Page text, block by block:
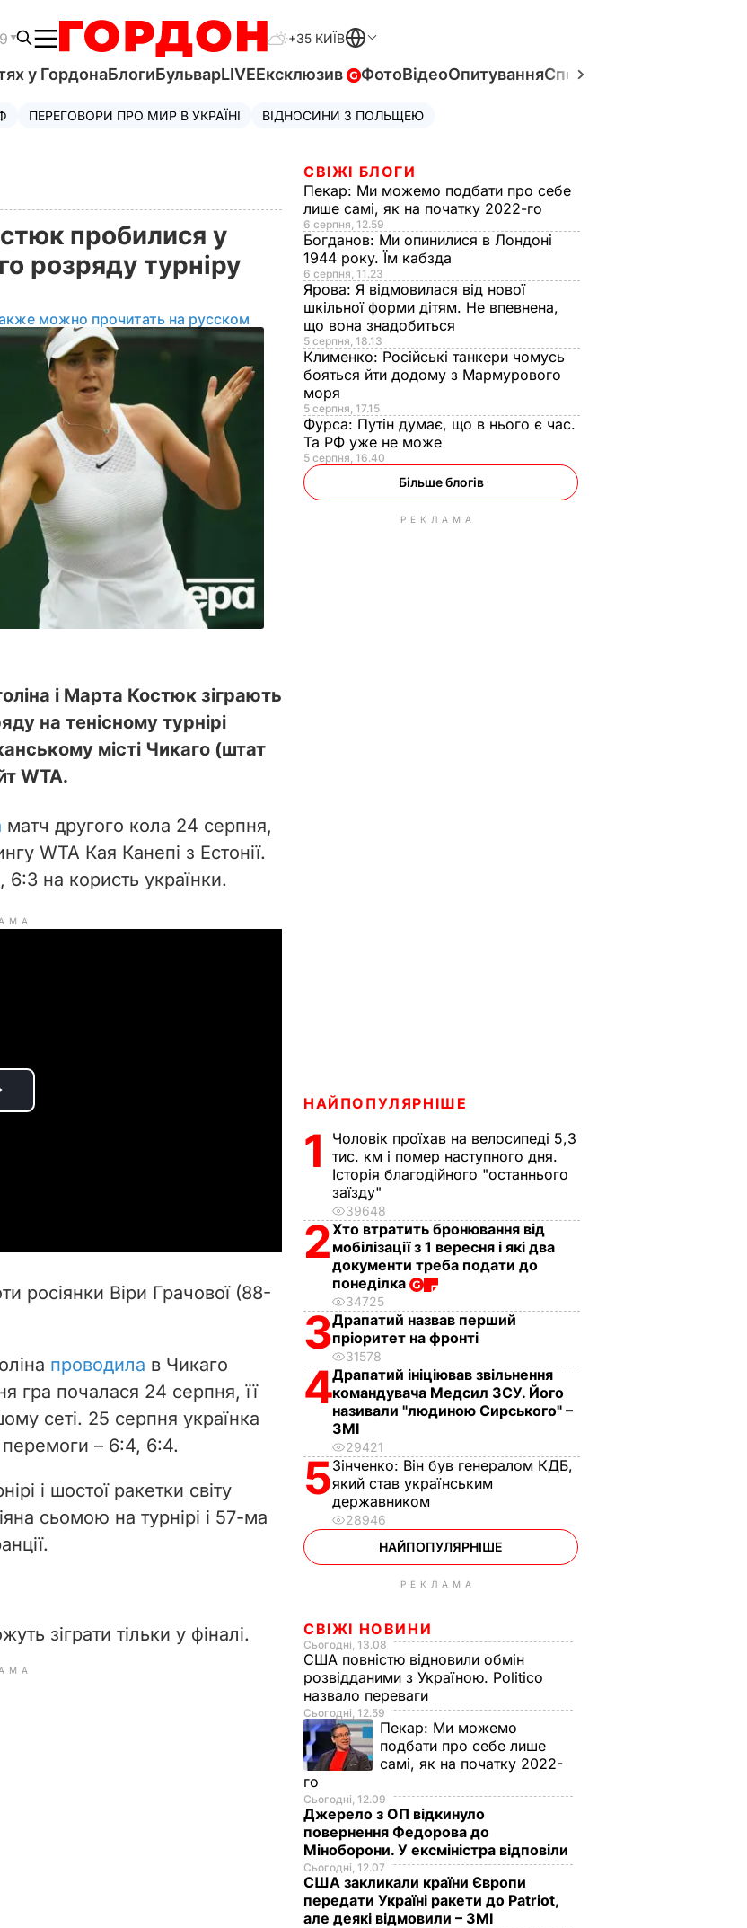
+35 КИЇВ
у ГордонаБлогиБульварLIVEЕксклюзив ФотоВідеоОпитуванняСпецпроєкти
ПЕРЕГОВОРИ ПРО МИР В УКРАЇНІ ВІДНОСИНИ З ПОЛЬЩЕЮ
пробилися у
розряду турніру
можно прочитать на русском
і Марта Костюк зіграють
на тенісному турнірі
місті Чикаго (штат
WTA.
матч другого кола 24 серпня,
WTA Кая Канепі з Естонії.
на користь українки.
росіянки Віри Грачової (88-
проводила в Чикаго
гра почалася 24 серпня, її
сеті. 25 серпня українка
– 6:4, 6:4.
і шостої ракетки світу
сьомою на турнірі і 57-ма
зіграти тільки у фіналі.
СВІЖІ БЛОГИ
Пекар: Ми можемо подбати про себе
лише самі, як на початку 2022-го
6 серпня, 12.59
Богданов: Ми опинилися в Лондоні
1944 року. Їм кабзда
6 серпня, 11.23
Ярова: Я відмовилася від нової
шкільної форми дітям. Не впевнена,
що вона знадобиться
5 серпня, 18.13
Клименко: Російські танкери чомусь
бояться йти додому з Мармурового
моря
5 серпня, 17.15
Фурса: Путін думає, що в нього є час.
Та РФ уже не може
5 серпня, 16.40
Більше блогів
РЕКЛАМА
НАЙПОПУЛЯРНІШЕ
1
Чоловік проїхав на велосипеді 5,3
тис. км і помер наступного дня.
Історія благодійного "останнього
заїзду"
39648
2Хто втратить бронювання від
мобілізації з 1 вересня і які два
документи треба подати до
понеділка
34725
3Драпатий назвав перший
пріоритет на фронті
31578
4Драпатий ініціював звільнення
командувача Медсил ЗСУ. Його
називали "людиною Сирського" –
ЗМІ
29421
5Зінченко: Він був генералом КДБ,
який став українським
державником
28946
НАЙПОПУЛЯРНІШЕ
РЕКЛАМА
СВІЖІ НОВИНИ
Сьогодні, 13.08
США повністю відновили обмін
розвідданими з Україною. Politico
назвало переваги
Сьогодні, 12.59
Пекар: Ми можемо
подбати про себе лише
самі, як на початку 2022-
го
Сьогодні, 12.09
Джерело з ОП відкинуло
повернення Федорова до
Міноборони. У ексміністра відповіли
Сьогодні, 12.07
США закликали країни Європи
передати Україні ракети до Patriot,
але деякі відмовили – ЗМІ